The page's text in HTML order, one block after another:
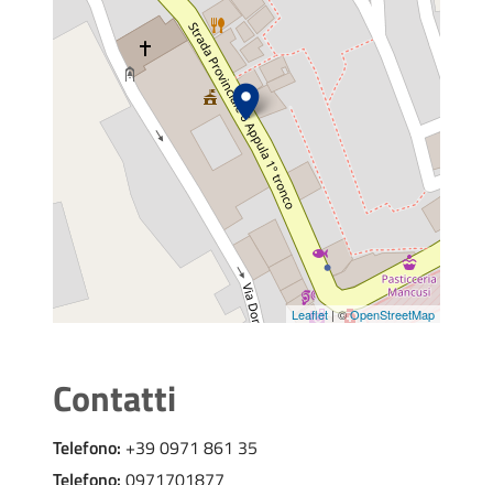
Leaflet| ©OpenStreetMap
Contatti
Telefono: +39 0971 861 35
Telefono: 0971701877